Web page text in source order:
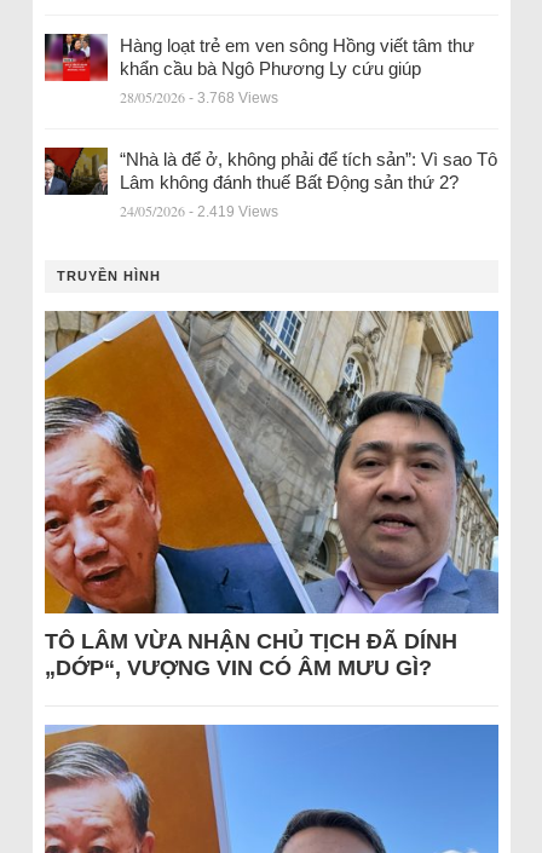
Hàng loạt trẻ em ven sông Hồng viết tâm thư
khẩn cầu bà Ngô Phương Ly cứu giúp
28/05/2026 - 3.768 Views
“Nhà là để ở, không phải để tích sản”: Vì sao Tô
Lâm không đánh thuế Bất Động sản thứ 2?
24/05/2026 - 2.419 Views
TRUYỀN HÌNH
TÔ LÂM VỪA NHẬN CHỦ TỊCH ĐÃ DÍNH
„DỚP“, VƯỢNG VIN CÓ ÂM MƯU GÌ?